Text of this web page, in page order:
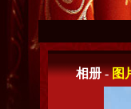
相册 -图